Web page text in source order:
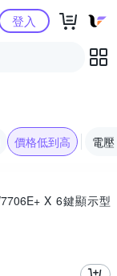
心
登入
價格低到高 電壓
X 6鍵顯示型